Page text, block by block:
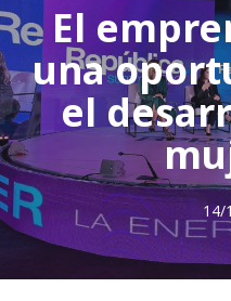
El
una
el
14/